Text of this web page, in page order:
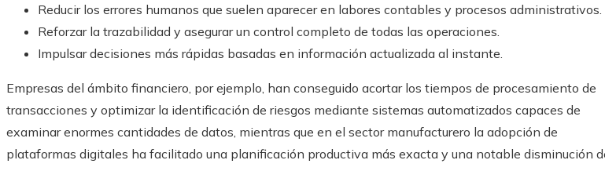
Reducir los errores humanos que suelen aparecer en labores contables y procesos administrativos.
Reforzar la trazabilidad y asegurar un control completo de todas las operaciones.
Impulsar decisiones más rápidas basadas en información actualizada al instante.
Empresas del ámbito financiero, por ejemplo, han conseguido acortar los tiempos de procesamiento de
transacciones y optimizar la identificación de riesgos mediante sistemas automatizados capaces de
examinar enormes cantidades de datos, mientras que en el sector manufacturero la adopción de
plataformas digitales ha facilitado una planificación productiva más exacta y una notable disminución